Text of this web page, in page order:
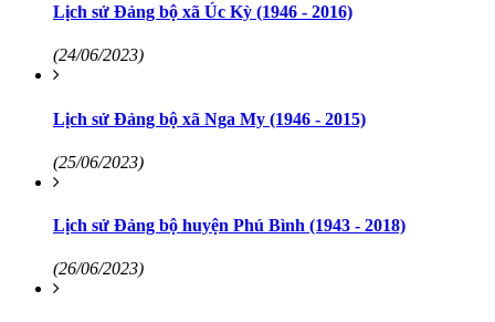
Lịch sử Đảng bộ xã Úc Kỳ (1946 - 2016)
(24/06/2023)
Lịch sử Đảng bộ xã Nga My (1946 - 2015)
(25/06/2023)
Lịch sử Đảng bộ huyện Phú Bình (1943 - 2018)
(26/06/2023)